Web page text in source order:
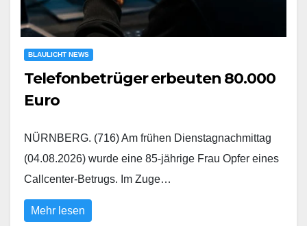
BLAULICHT NEWS
Telefonbetrüger erbeuten 80.000
Euro
NÜRNBERG. (716) Am frühen Dienstagnachmittag
(04.08.2026) wurde eine 85-jährige Frau Opfer eines
Callcenter-Betrugs. Im Zuge…
Mehr lesen